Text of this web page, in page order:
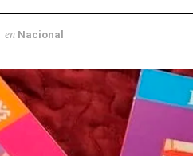
en Nacional